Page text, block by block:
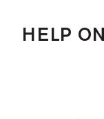
HELP